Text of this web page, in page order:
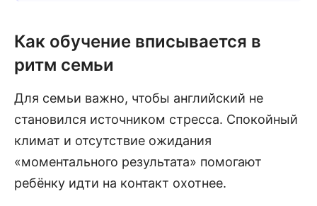
Как обучение вписывается в
ритм семьи
Для семьи важно, чтобы английский не
становился источником стресса. Спокойный
климат и отсутствие ожидания
«моментального результата» помогают
ребёнку идти на контакт охотнее.